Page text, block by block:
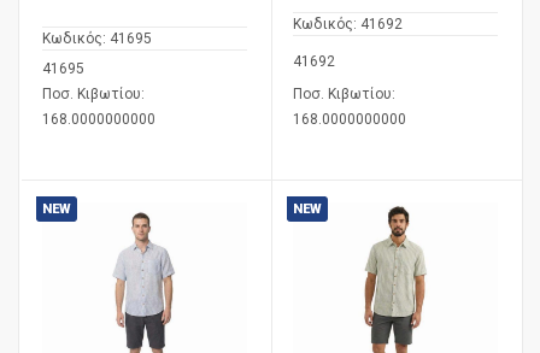
Κωδικός: 41695
41695
Ποσ. Κιβωτίου:
168.0000000000
Κωδικός: 41692
41692
Ποσ. Κιβωτίου:
168.0000000000
NEW NEW